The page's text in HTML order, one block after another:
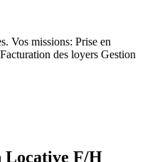
Vos missions: Prise en
des loyers Gestion
Locative F/H